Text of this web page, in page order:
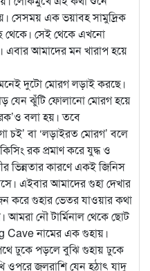
সেসময় এক ভয়াবহ সামুদ্রিক
থেকে। সেই থেকে এখনো
এবার আমাদের মন খারাপ হয়ে
দুটো মোরগ লড়াই করছে।
যেন ঝুঁটি ফোলানো মোরগ হয়ে
বলা হয়। তবে
চই’ বা ‘লড়াইরত মোরগ’ বলে
রক প্রমাণ করে যুদ্ধ ও
ভিন্নতার কারণে একই জিনিস
এইবার আমাদের গুহা দেখার
করে গুহার ভেতর যাওয়ার কথা
নৌ টার্মিনাল থেকে ছোট
Cave নামের এক গুহায়।
ঢুকে পড়লে বুঝি গুহায় ঢুকে
ওপরে জলরাশি যেন হঠাৎ যাদু